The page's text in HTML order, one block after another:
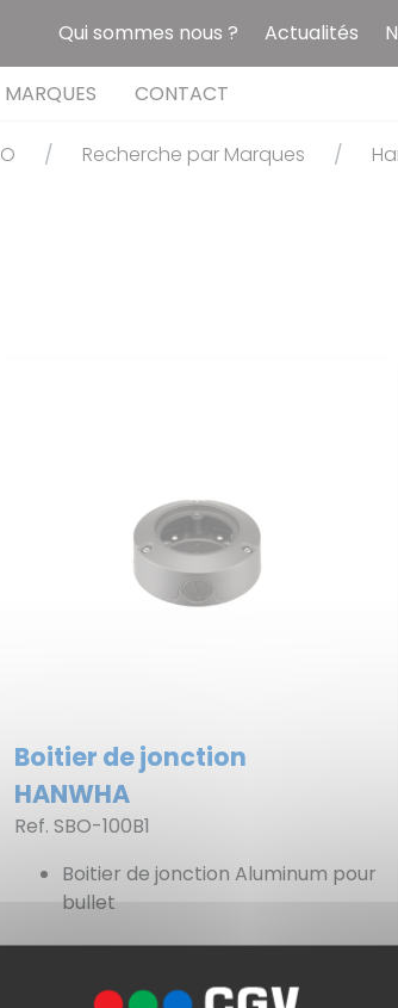
Qui sommes nous ? Actualités
MARQUES CONTACT
Recherche par Marques
Boitier de jonction
HANWHA
Ref. SBO-100B1
Boitier de jonction Aluminum pour
bullet